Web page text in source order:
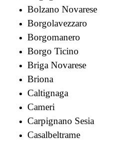
Bolzano Novarese
Borgolavezzaro
Borgomanero
Borgo Ticino
Briga Novarese
Briona
Caltignaga
Cameri
Carpignano Sesia
Casalbeltrame